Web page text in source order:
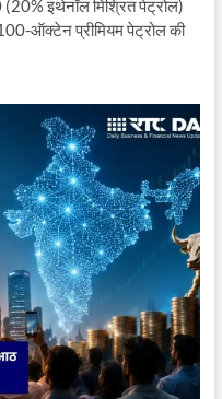
इथेनॉल मिश्रित पेट्रोल)
ऑक्टेन प्रीमियम पेट्रोल की